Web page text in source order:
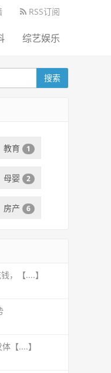
RSS订阅
综艺娱乐
搜索
教育 1
母婴 2
房产 6
，【....】
【....】